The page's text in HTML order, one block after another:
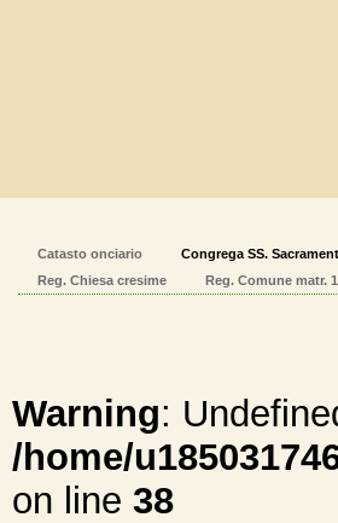
Catasto onciario Congrega SS.
Reg. Chiesa cresime
Reg. Comune matr.
Warning:
/home/
on line 38